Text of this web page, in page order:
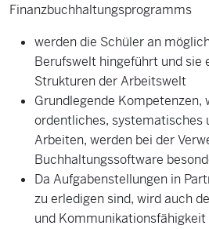
Finanzbuchhaltungsprogramms
werden die Schüler an
Berufswelt hingeführt und sie
Strukturen der Arbeitswelt
Grundlegende Kompetenzen,
ordentliches, systematisches
Arbeiten, werden bei der
Buchhaltungssoftware
Da Aufgabenstellungen in
zu erledigen sind, wird auch
und